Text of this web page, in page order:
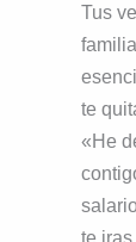
Tus
te
«He
te